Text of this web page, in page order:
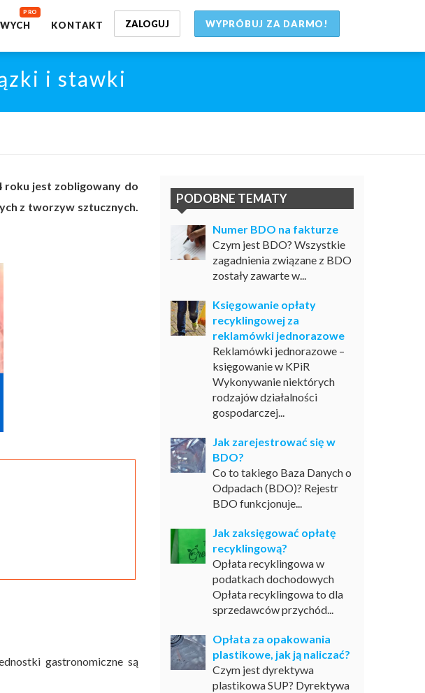
WYPRÓBUJ ZA DARMO!
ZALOGUJ
KONTAKT
i stawki
roku jest zobligowany do
z tworzyw sztucznych.
gastronomiczne są
PODOBNE TEMATY
Numer BDO na fakturze
Czym jest BDO? Wszystkie
zagadnienia związane z BDO
zostały zawarte w...
Księgowanie opłaty
recyklingowej za
reklamówki jednorazowe
Reklamówki jednorazowe –
księgowanie w KPiR
Wykonywanie niektórych
rodzajów działalności
gospodarczej...
Jak zarejestrować się w
BDO?
Co to takiego Baza Danych o
Odpadach (BDO)? Rejestr
BDO funkcjonuje...
Jak zaksięgować opłatę
recyklingową?
Opłata recyklingowa w
podatkach dochodowych
Opłata recyklingowa to dla
sprzedawców przychód...
Opłata za opakowania
plastikowe, jak ją naliczać?
Czym jest dyrektywa
plastikowa SUP? Dyrektywa